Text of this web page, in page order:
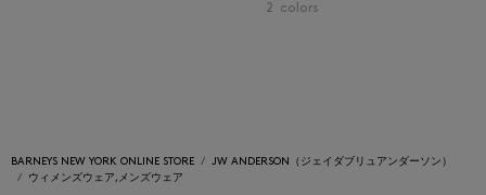
2 colors
BARNEYS NEW YORK ONLINE STORE
JW ANDERSON（ジェイダブリュアンダーソン）
ウィメンズウェア,メンズウェア